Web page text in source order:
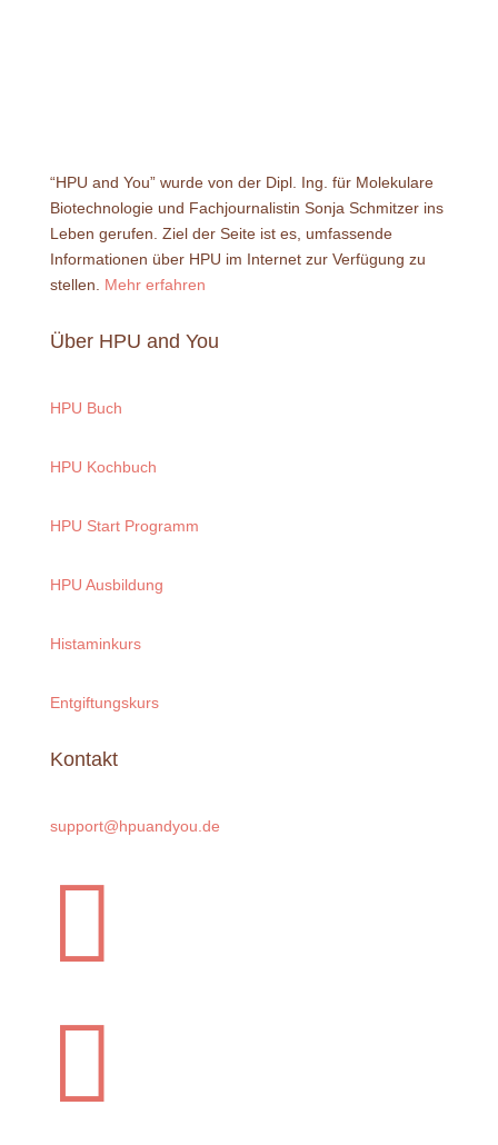
“HPU and You” wurde von der Dipl. Ing. für Molekulare
Biotechnologie und Fachjournalistin Sonja Schmitzer ins
Leben gerufen. Ziel der Seite ist es, umfassende
Informationen über HPU im Internet zur Verfügung zu
stellen. Mehr erfahren
Über HPU and You
HPU Buch
HPU Kochbuch
HPU Start Programm
HPU Ausbildung
Histaminkurs
Entgiftungskurs
Kontakt
support@hpuandyou.de

